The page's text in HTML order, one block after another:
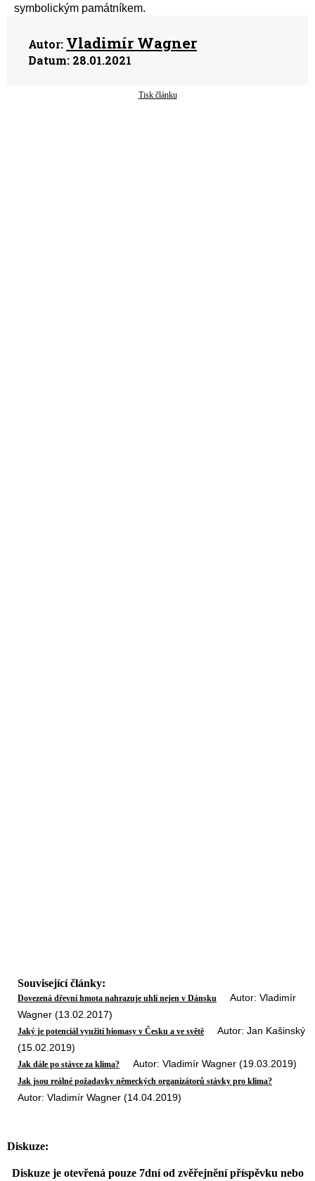
symbolickým památníkem.
Autor: Vladimír Wagner
Datum: 28.01.2021
Tisk článku
Související články:
Dovezená dřevní hmota nahrazuje uhlí nejen v Dánsku Autor: Vladimír
Wagner (13.02.2017)
Jaký je potenciál využití biomasy v Česku a ve světě Autor: Jan Kašinský
(15.02.2019)
Jak dále po stávce za klima? Autor: Vladimír Wagner (19.03.2019)
Jak jsou reálné požadavky německých organizátorů stávky pro klima?
Autor: Vladimír Wagner (14.04.2019)
Diskuze:
Diskuze je otevřená pouze 7dní od zvěřejnění příspěvku nebo